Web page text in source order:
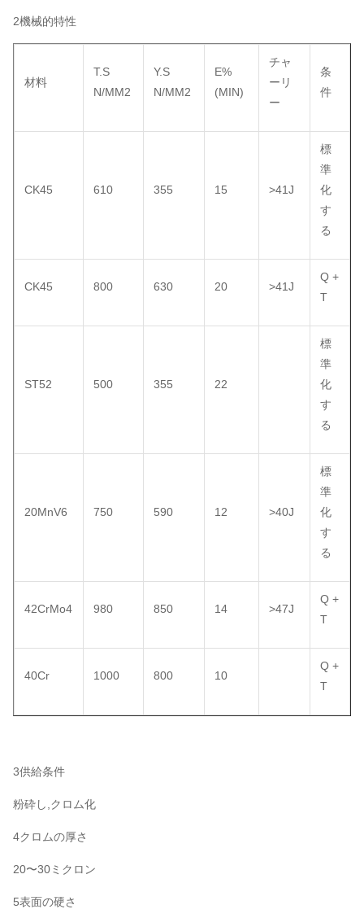
2機械的特性
材料
T.S
N/MM2
Y.S
N/MM2
E%
(MIN)
チャ
ーリ
ー
条
件
CK45 610 355 15 >41J
標
準
化
す
る
CK45 800 630 20 >41J
Q +
T
ST52 500 355 22
標
準
化
す
る
20MnV6 750 590 12 >40J
標
準
化
す
る
42CrMo4 980 850 14 >47J
Q +
T
40Cr 1000 800 10
Q +
T
3供給条件
粉砕し,クロム化
4クロムの厚さ
20〜30ミクロン
5表面の硬さ